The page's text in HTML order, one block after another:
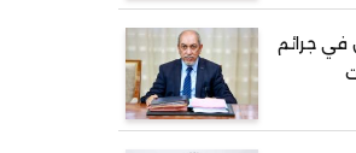
في جرائم